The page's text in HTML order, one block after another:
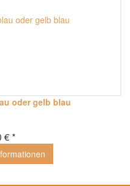
oder gelb blau
€ *